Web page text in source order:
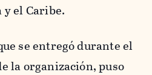
el Caribe.
se entregó durante el
la organización, puso